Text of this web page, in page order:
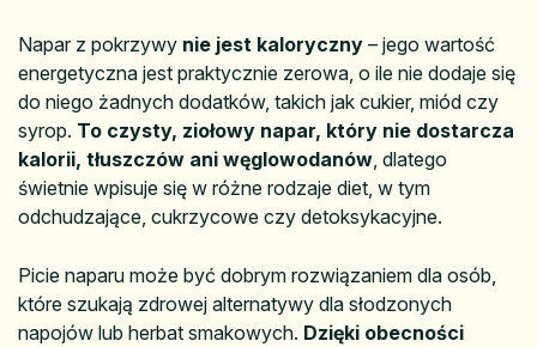
Napar z pokrzywy nie jest kaloryczny – jego wartość
energetyczna jest praktycznie zerowa, o ile nie dodaje się
do niego żadnych dodatków, takich jak cukier, miód czy
syrop. To czysty, ziołowy napar, który nie dostarcza
kalorii, tłuszczów ani węglowodanów , dlatego
świetnie wpisuje się w różne rodzaje diet, w tym
odchudzające, cukrzycowe czy detoksykacyjne.
Picie naparu może być dobrym rozwiązaniem dla osób,
które szukają zdrowej alternatywy dla słodzonych
napojów lub herbat smakowych. Dzięki obecności